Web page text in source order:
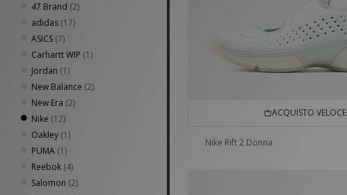
47 Brand (2)
adidas (17)
ASICS (7)
Carhartt WIP (1)
Jordan (1)
New Balance (2)
New Era (2)
Nike (12)
Oakley (1)
PUMA (1)
Reebok (4)
Salomon (2)
ACQUISTO VELOCE
Nike Rift 2 Donna